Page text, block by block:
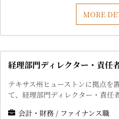
MORE
経理部門ディレクター・責任
テキサス州ヒューストンに拠点を
て、経理部門ディレクター・責任
会計・財務 / ファイナンス職